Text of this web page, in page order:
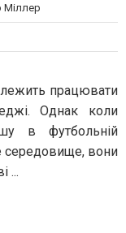
Міллер
працювати
Однак коли
в футбольній
середовище, вони
...